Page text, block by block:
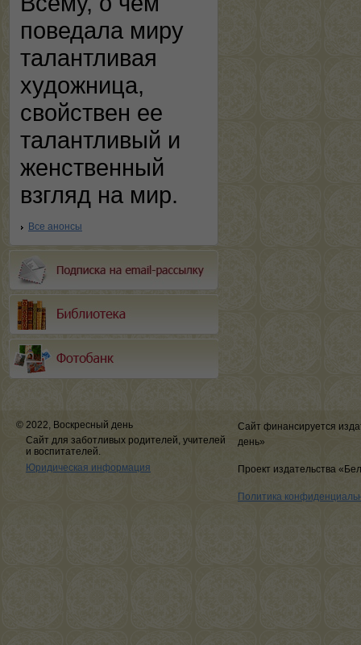
поведала миру
талантливая
художница,
свойствен ее
талантливый и
женственный
взгляд на мир.
Все анонсы
© 2022, Воскресный день
Сайт для заботливых родителей, учителей
и воспитателей.
Юридическая информация
Сайт финансируется
день»
Проект издательства
Политика